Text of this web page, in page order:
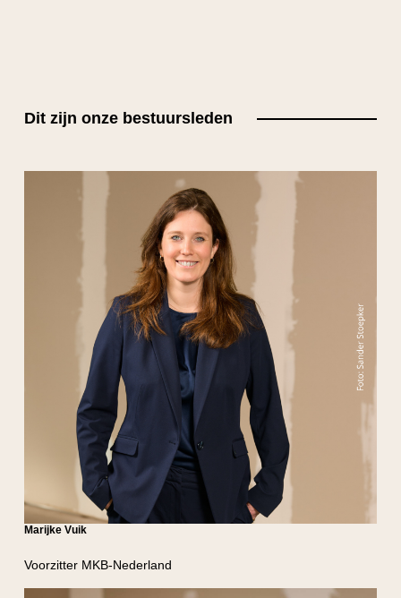
Dit zijn onze bestuursleden
Voorzitter MKB-Nederland
Marijke Vuik